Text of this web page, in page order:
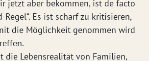
jetzt aber bekommen, ist de facto
Regel“. Es ist scharf zu kritisieren,
die Möglichkeit genommen wird
die Lebensrealität von Familien,